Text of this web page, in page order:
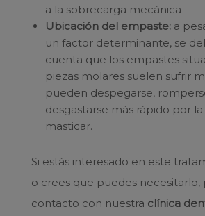
a la sobrecarga mecánica
Ubicación del empaste: a
un factor determinante, se
cuenta que los empastes
piezas molares suelen sufrir
pueden despegarse,
desgastarse más rápido por
masticar.
Si estás interesado en este
o crees que puedes necesitarlo,
contacto con nuestra clínica